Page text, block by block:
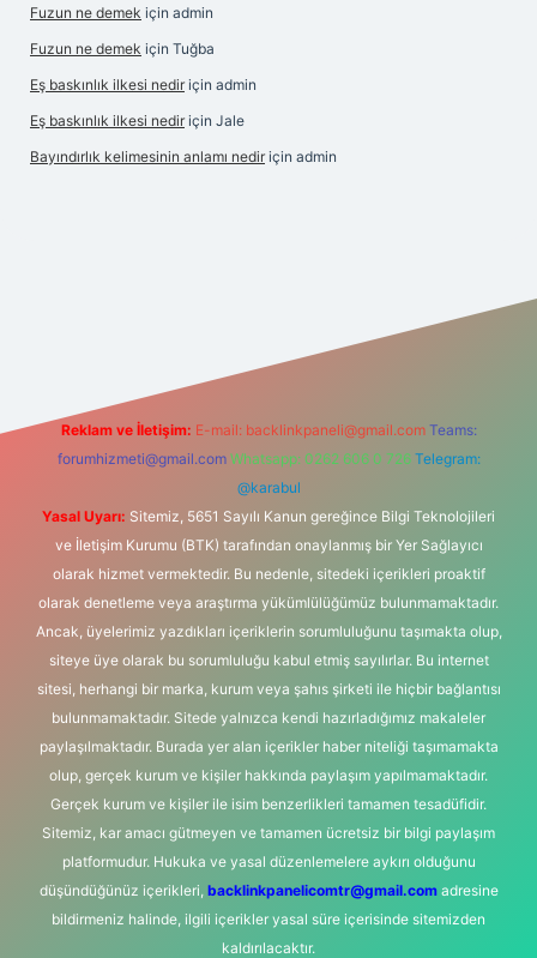
Fuzun ne demek için admin
Fuzun ne demek için Tuğba
Eş baskınlık ilkesi nedir için admin
Eş baskınlık ilkesi nedir için Jale
Bayındırlık kelimesinin anlamı nedir için admin
Reklam ve İletişim: E-mail: backlinkpaneli@gmail.com Teams:
forumhizmeti@gmail.com Whatsapp: 0262 606 0 726 Telegram:
@karabul
Yasal Uyarı: Sitemiz, 5651 Sayılı Kanun gereğince Bilgi Teknolojileri
ve İletişim Kurumu (BTK) tarafından onaylanmış bir Yer Sağlayıcı
olarak hizmet vermektedir. Bu nedenle, sitedeki içerikleri proaktif
olarak denetleme veya araştırma yükümlülüğümüz bulunmamaktadır.
Ancak, üyelerimiz yazdıkları içeriklerin sorumluluğunu taşımakta olup,
siteye üye olarak bu sorumluluğu kabul etmiş sayılırlar. Bu internet
sitesi, herhangi bir marka, kurum veya şahıs şirketi ile hiçbir bağlantısı
bulunmamaktadır. Sitede yalnızca kendi hazırladığımız makaleler
paylaşılmaktadır. Burada yer alan içerikler haber niteliği taşımamakta
olup, gerçek kurum ve kişiler hakkında paylaşım yapılmamaktadır.
Gerçek kurum ve kişiler ile isim benzerlikleri tamamen tesadüfidir.
Sitemiz, kar amacı gütmeyen ve tamamen ücretsiz bir bilgi paylaşım
platformudur. Hukuka ve yasal düzenlemelere aykırı olduğunu
düşündüğünüz içerikleri, backlinkpanelicomtr@gmail.comadresine
bildirmeniz halinde, ilgili içerikler yasal süre içerisinde sitemizden
kaldırılacaktır.